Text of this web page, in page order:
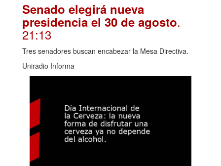
Senado elegirá nueva
presidencia el 30 de agosto.
21:13
Tres senadores buscan encabezar la Mesa Directiva.
Uniradio Informa